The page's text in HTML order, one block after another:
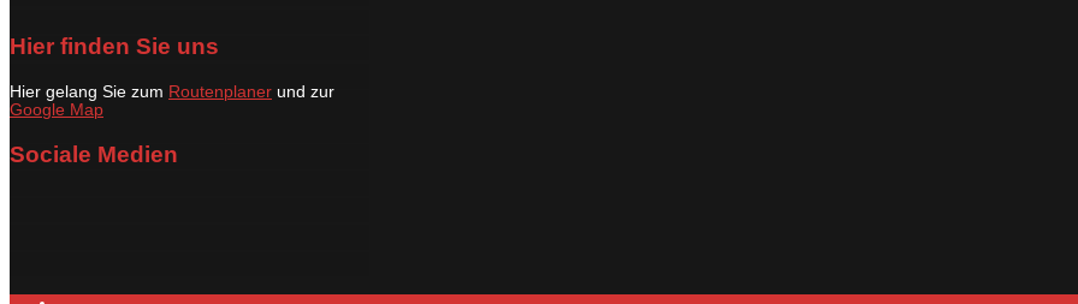
Hier finden Sie uns
Hier gelang Sie zum Routenplaner und zur
Google Map
Sociale Medien